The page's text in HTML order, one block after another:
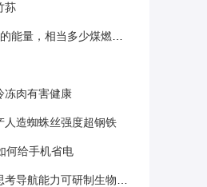
荪
当多少煤燃烧？为啥有这么大能量？
冻肉有害健康
人造蜘蛛丝强度超钢铁
何给手机省电
航能力可研制生物计算机